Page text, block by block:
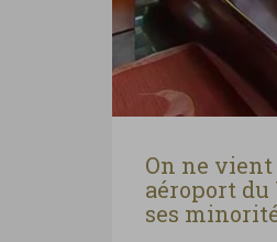
On ne
aéroport
ses